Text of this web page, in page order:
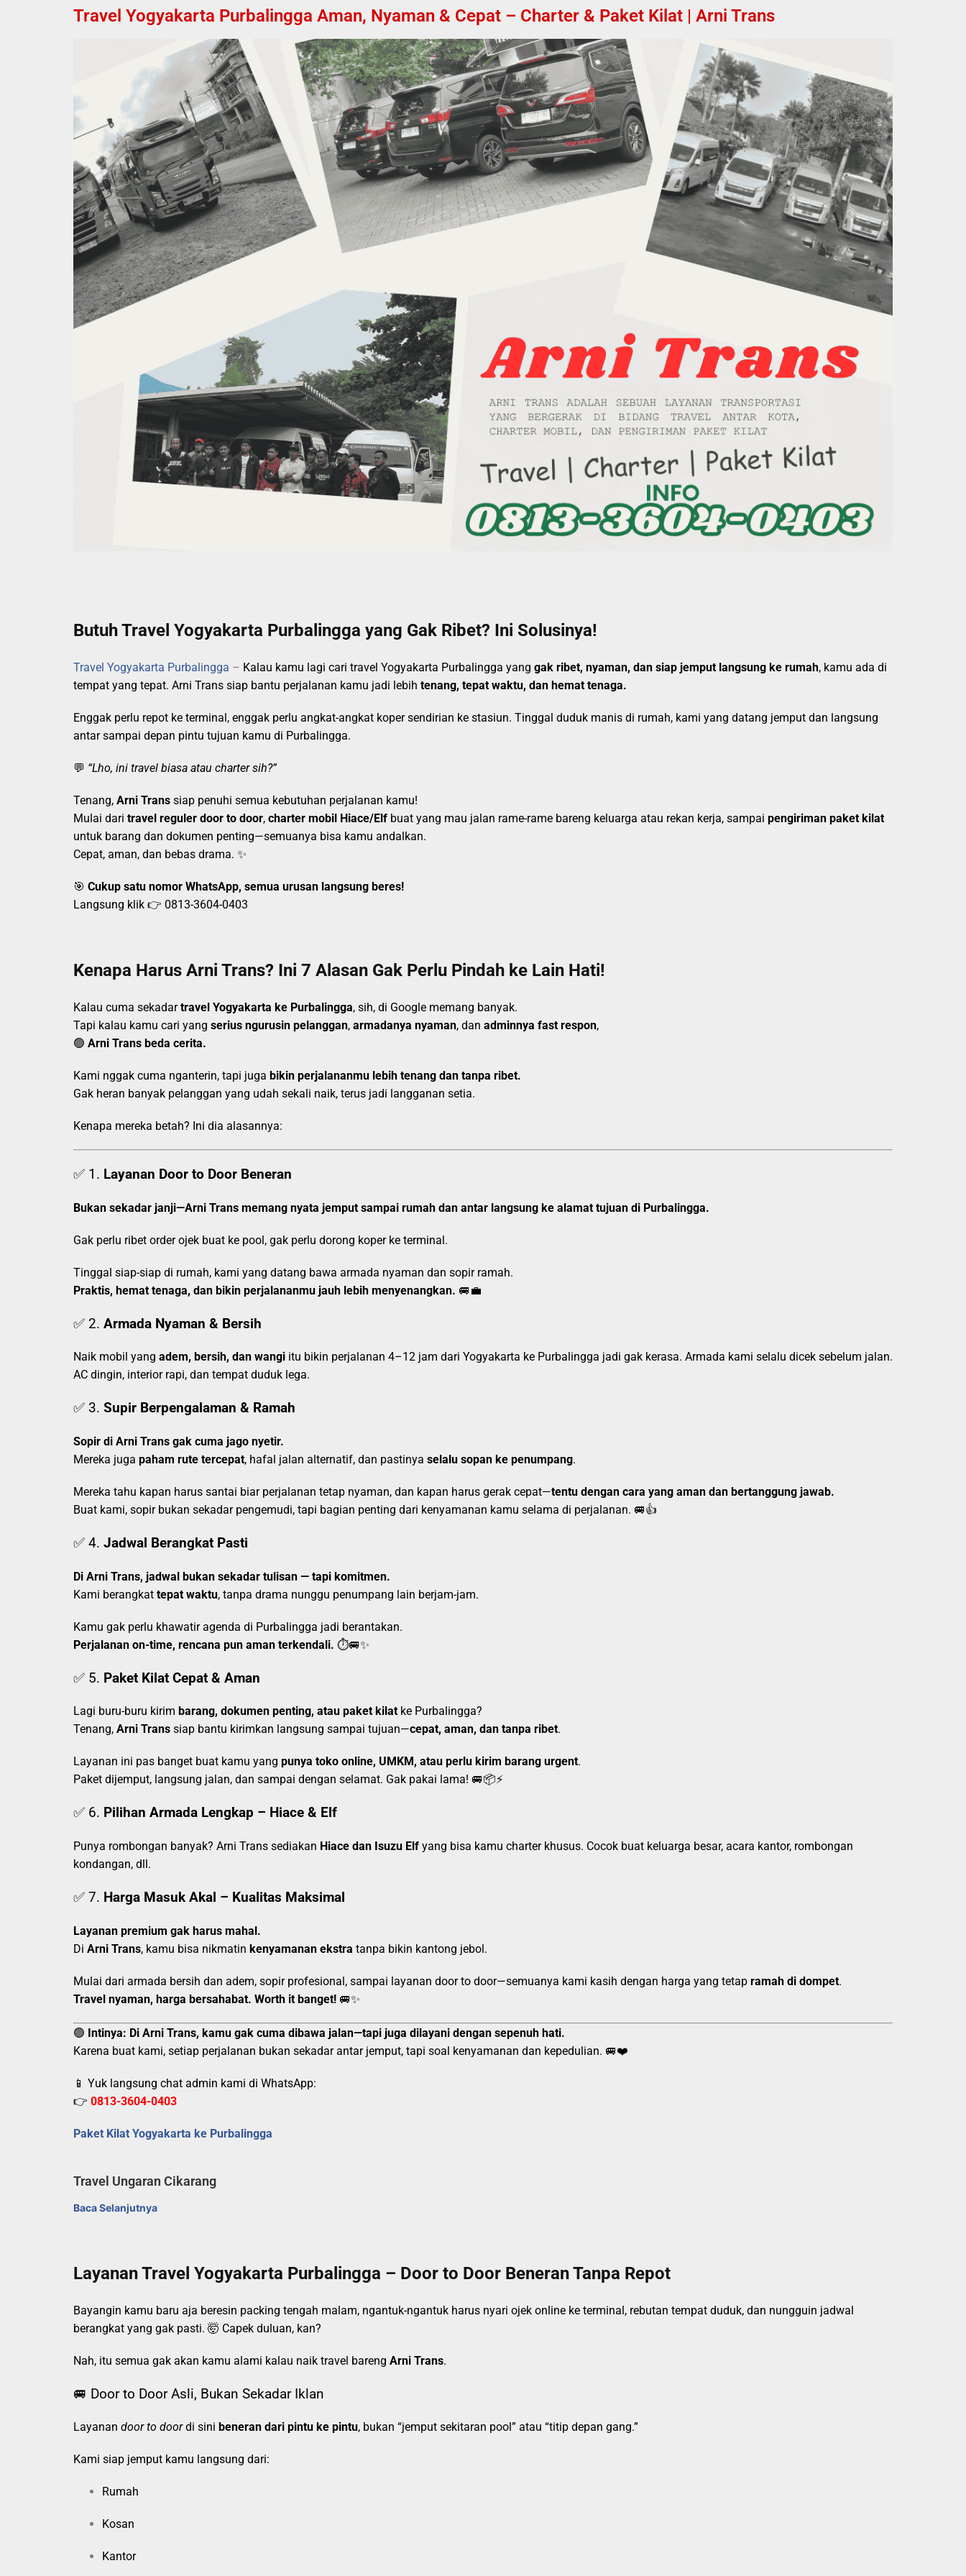
Travel Yogyakarta Purbalingga Aman, Nyaman & Cepat – Charter & Paket Kilat | Arni Trans
Butuh Travel Yogyakarta Purbalingga yang Gak Ribet? Ini Solusinya!
Travel Yogyakarta Purbalingga – Kalau kamu lagi cari travel Yogyakarta Purbalingga yang gak ribet, nyaman, dan siap jemput langsung ke rumah, kamu ada di
tempat yang tepat. Arni Trans siap bantu perjalanan kamu jadi lebih tenang, tepat waktu, dan hemat tenaga.
Enggak perlu repot ke terminal, enggak perlu angkat-angkat koper sendirian ke stasiun. Tinggal duduk manis di rumah, kami yang datang jemput dan langsung
antar sampai depan pintu tujuan kamu di Purbalingga.
💬 “Lho, ini travel biasa atau charter sih?”
Tenang, Arni Trans siap penuhi semua kebutuhan perjalanan kamu!
Mulai dari travel reguler door to door, charter mobil Hiace/Elf buat yang mau jalan rame-rame bareng keluarga atau rekan kerja, sampai pengiriman paket kilat
untuk barang dan dokumen penting—semuanya bisa kamu andalkan.
Cepat, aman, dan bebas drama. ✨
🎯 Cukup satu nomor WhatsApp, semua urusan langsung beres!
Langsung klik 👉 0813-3604-0403
Kenapa Harus Arni Trans? Ini 7 Alasan Gak Perlu Pindah ke Lain Hati!
Kalau cuma sekadartravel Yogyakarta ke Purbalingga, sih, di Google memang banyak.
Tapi kalau kamu cari yang serius ngurusin pelanggan, armadanya nyaman, dan adminnya fast respon,
🟢 Arni Trans beda cerita.
Kami nggak cuma nganterin, tapi juga bikin perjalananmu lebih tenang dan tanpa ribet.
Gak heran banyak pelanggan yang udah sekali naik, terus jadi langganan setia.
Kenapa mereka betah? Ini dia alasannya:
✅ 1. Layanan Door to Door Beneran
Bukan sekadar janji—Arni Trans memang nyata jemput sampai rumah dan antar langsung ke alamat tujuan di Purbalingga.
Gak perlu ribet order ojek buat ke pool, gak perlu dorong koper ke terminal.
Tinggal siap-siap di rumah, kami yang datang bawa armada nyaman dan sopir ramah.
Praktis, hemat tenaga, dan bikin perjalananmu jauh lebih menyenangkan. 🚐💼
✅ 2. Armada Nyaman & Bersih
Naik mobil yang adem, bersih, dan wangi itu bikin perjalanan 4–12 jam dari Yogyakarta ke Purbalingga jadi gak kerasa. Armada kami selalu dicek sebelum jalan.
AC dingin, interior rapi, dan tempat duduk lega.
✅ 3. Supir Berpengalaman & Ramah
Sopir di Arni Trans gak cuma jago nyetir.
Mereka juga paham rute tercepat, hafal jalan alternatif, dan pastinya selalu sopan ke penumpang.
Mereka tahu kapan harus santai biar perjalanan tetap nyaman, dan kapan harus gerak cepat—tentu dengan cara yang aman dan bertanggung jawab.
Buat kami, sopir bukan sekadar pengemudi, tapi bagian penting dari kenyamanan kamu selama di perjalanan. 🚐👍
✅ 4. Jadwal Berangkat Pasti
Di Arni Trans, jadwal bukan sekadar tulisan — tapi komitmen.
Kami berangkat tepat waktu, tanpa drama nunggu penumpang lain berjam-jam.
Kamu gak perlu khawatir agenda di Purbalingga jadi berantakan.
Perjalanan on-time, rencana pun aman terkendali. ⏱️🚐✨
✅ 5. Paket Kilat Cepat & Aman
Lagi buru-buru kirim barang, dokumen penting, atau paket kilat ke Purbalingga?
Tenang, Arni Trans siap bantu kirimkan langsung sampai tujuan—cepat, aman, dan tanpa ribet.
Layanan ini pas banget buat kamu yang punya toko online, UMKM, atau perlu kirim barang urgent.
Paket dijemput, langsung jalan, dan sampai dengan selamat. Gak pakai lama! 🚐📦⚡
✅ 6. Pilihan Armada Lengkap – Hiace & Elf
Punya rombongan banyak? Arni Trans sediakan Hiace dan Isuzu Elf yang bisa kamu charter khusus. Cocok buat keluarga besar, acara kantor, rombongan
kondangan, dll.
✅ 7. Harga Masuk Akal – Kualitas Maksimal
Layanan premium gak harus mahal.
Di Arni Trans, kamu bisa nikmatin kenyamanan ekstra tanpa bikin kantong jebol.
Mulai dari armada bersih dan adem, sopir profesional, sampai layanan door to door—semuanya kami kasih dengan harga yang tetap ramah di dompet.
Travel nyaman, harga bersahabat. Worth it banget! 🚐✨
🟢 Intinya: Di Arni Trans, kamu gak cuma dibawa jalan—tapi juga dilayani dengan sepenuh hati.
Karena buat kami, setiap perjalanan bukan sekadar antar jemput, tapi soal kenyamanan dan kepedulian. 🚐❤️
📱 Yuk langsung chat admin kami di WhatsApp:
👉 0813-3604-0403
Paket Kilat Yogyakarta ke Purbalingga
Travel Ungaran Cikarang
Baca Selanjutnya
Layanan Travel Yogyakarta Purbalingga – Door to Door Beneran Tanpa Repot
Bayangin kamu baru aja beresin packing tengah malam, ngantuk-ngantuk harus nyari ojek online ke terminal, rebutan tempat duduk, dan nungguin jadwal
berangkat yang gak pasti. 🤯 Capek duluan, kan?
Nah, itu semua gak akan kamu alami kalau naik travel bareng Arni Trans.
🚐 Door to Door Asli, Bukan Sekadar Iklan
Layanan door to doordi sini beneran dari pintu ke pintu, bukan “jemput sekitaran pool” atau “titip depan gang.”
Kami siap jemput kamu langsung dari:
Rumah
Kosan
Kantor